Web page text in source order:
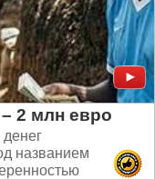
2 млн евро
названием